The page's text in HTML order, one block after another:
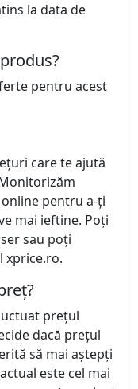
la data de
pentru acest
care te ajută
pentru a-ți
mai ieftine. Poți
sau poți
xprice.ro.
prețul
dacă prețul
să mai aștepți
este cel mai